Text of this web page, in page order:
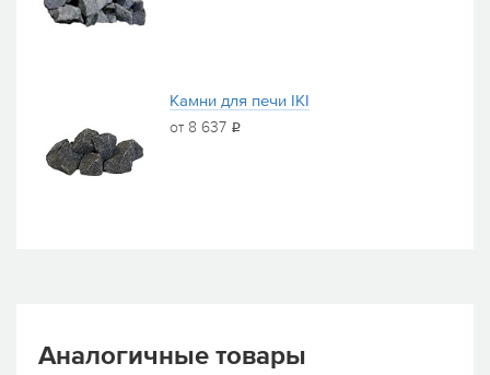
Камни для печи IKI
от 8 637 i
Аналогичные товары